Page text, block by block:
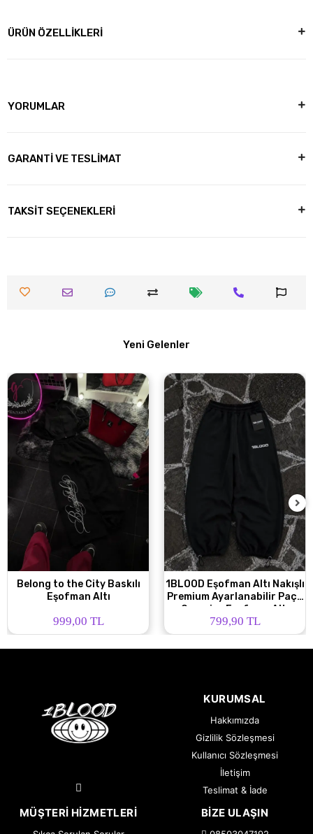
ÜRÜN ÖZELLİKLERİ
YORUMLAR
GARANTİ VE TESLİMAT
TAKSİT SEÇENEKLERİ
Yeni Gelenler
Belong to the City Baskılı
Eşofman Altı
999,00 TL
1BLOOD Eşofman Altı Nakışlı
Premium Ayarlanabilir Paça
Oversize Eşofman Altı
799,90 TL
KURUMSAL
Hakkımızda
Gizlilik Sözleşmesi
Kullanıcı Sözleşmesi
İletişim
Teslimat & İade
MÜŞTERI HIZMETLERI BIZE ULAŞIN